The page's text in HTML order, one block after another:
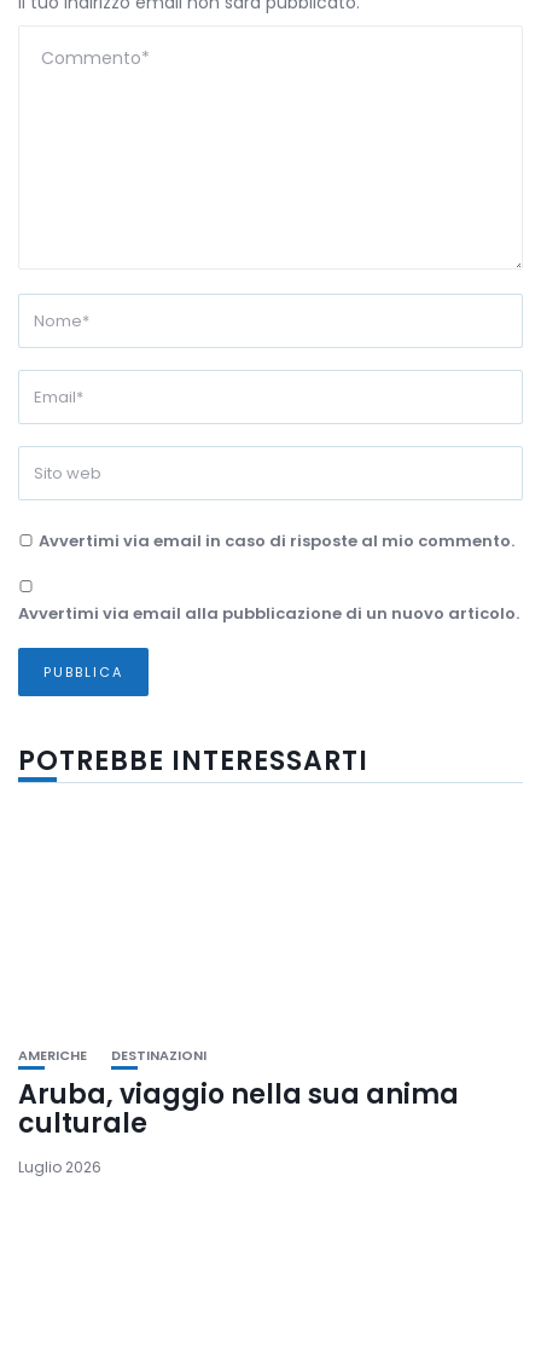
Avvertimi via email in caso di risposte al mio commento.
Avvertimi via email alla pubblicazione di un nuovo articolo.
POTREBBE INTERESSARTI
AMERICHE DESTINAZIONI
Aruba, viaggio nella sua anima
culturale
Luglio 2026